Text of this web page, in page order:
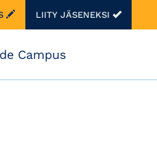
LIITY JÄSENEKSI
Campus